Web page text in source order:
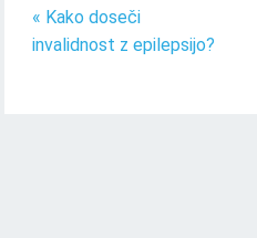
« Kako doseči
invalidnost z epilepsijo?